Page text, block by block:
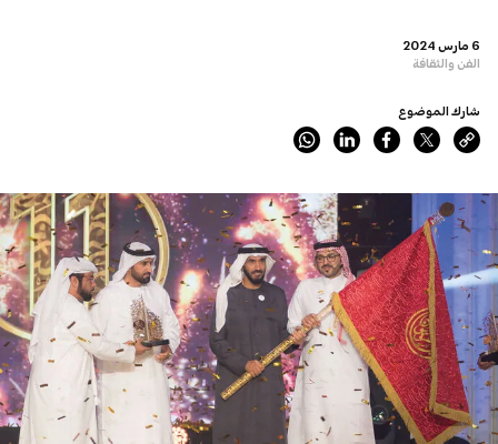
6 مارس 2024
الفن والثقافة
شارك الموضوع